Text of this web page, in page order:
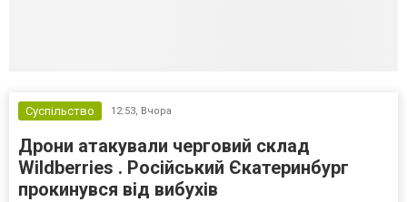
Суспільство 12:53, Вчора
Дрони атакували черговий склад
Wildberries . Російський Єкатеринбург
прокинувся від вибухів